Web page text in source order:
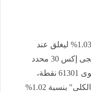
وتراجع مؤشر "إيجي إكس 30" بنسبة 1.03% ليغلق عند
مستوى 49825 نقطة، وهبط مؤشر "إيجى إكس 30 محدد
الأوزان" بنسبة 0.72% ليغلق عند مستوى 61301 نقطة،
وانخفض مؤشر "إيجي إكس 30 للعائد الكلى" بنسبة 1.02%